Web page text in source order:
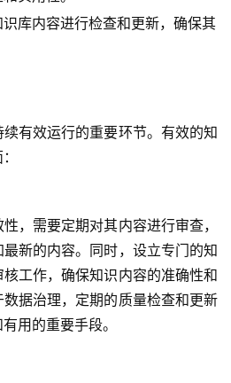
识库内容进行检查和更新，确保其
有效运行的重要环节。有效的知
，需要定期对其内容进行审查，
新的内容。同时，设立专门的知
工作，确保知识内容的准确性和
据治理，定期的质量检查和更新
用的重要手段。